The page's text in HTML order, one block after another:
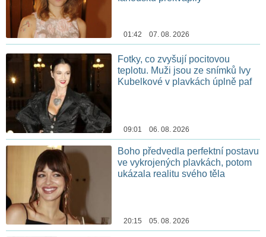
01:42 07. 08. 2026
Fotky, co zvyšují pocitovou
teplotu. Muži jsou ze snímků Ivy
Kubelkové v plavkách úplně paf
09:01 06. 08. 2026
Boho předvedla perfektní postavu
ve vykrojených plavkách, potom
ukázala realitu svého těla
20:15 05. 08. 2026